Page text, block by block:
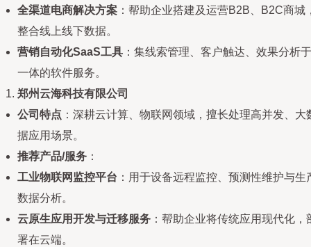
全渠道电商解决方案 ：帮助企业搭建及运营B2B、B2C商城
整合线上线下数据。
营销自动化SaaS工具 ：集线索管理、客户触达、效果分析于
一体的软件服务。
郑州云海科技有限公司
公司特点 ：深耕云计算、物联网领域，擅长处理高并发、大
据应用场景。
推荐产品/服务 ：
工业物联网监控平台 ：用于设备远程监控、预测性维护与生
数据分析。
云原生应用开发与迁移服务 ：帮助企业将传统应用现代化，
署在云端。